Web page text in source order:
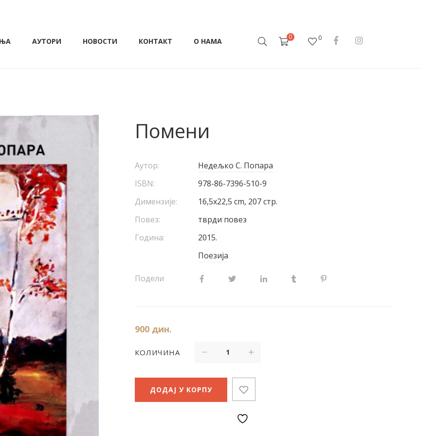
АУТОРИ НОВОСТИ КОНТАКТ О НАМА 0 0
Помени
Аутор:
Недељко С. Попара
ISBN:
978-86-7396-510-9
Димензије:
16,5x22,5 cm, 207 стр.
Повез:
тврди повез
Година:
2015.
Поезија
Подели
900 дин.
КОЛИЧИНА
ДОДАЈ У КОРПУ